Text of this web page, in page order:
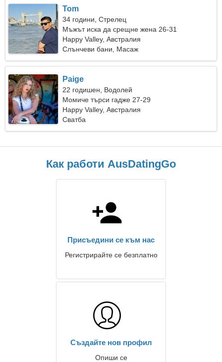
Tom
34 години, Стрелец
Мъжът иска да срещне жена 26-31
Happy Valley, Австралия
Слънчеви бани, Масаж
Paige
22 годишен, Водолей
Момиче търси гадже 27-29
Happy Valley, Австралия
Сватба
Как работи AusDatingGo
Присъедини се към нас
Регистрирайте се безплатно
Създайте нов профил
Опиши се